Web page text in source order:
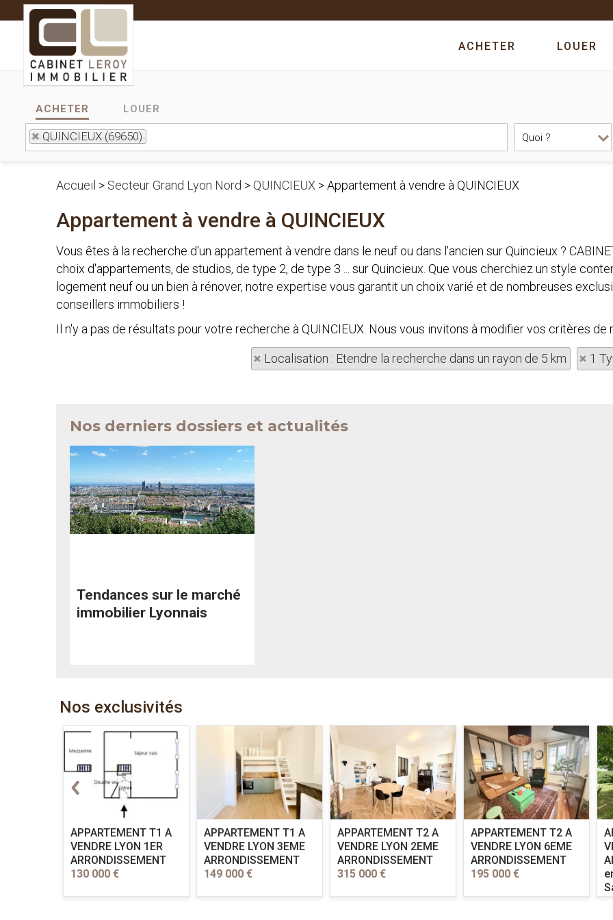
ACHETER LOUER
ACHETER LOUER
QUINCIEUX (69650)
Accueil > Secteur Grand Lyon Nord > QUINCIEUX >Appartement à vendre à QUINCIEUX
Appartement à vendre à QUINCIEUX
Vous êtes à la recherche d'un appartement à vendre dans le neuf ou dans l'ancien sur Quincieux ?
choix d'appartements, de studios, de type 2, de type 3 ... sur Quincieux. Que vous cherchiez un style
logement neuf ou un bien à rénover, notre expertise vous garantit un choix varié et de nombreuses
conseillers immobiliers !
Il n'y a pas de résultats pour votre recherche à QUINCIEUX. Nous vous invitons à modifier vos critères de
Localisation : Etendre la recherche dans un rayon de 5 km 1
Nos derniers dossiers et actualités
Tendances sur le marché
immobilier Lyonnais
Nos exclusivités
APPARTEMENT T1 A
VENDRE LYON 1ER
ARRONDISSEMENT
130 000 €
APPARTEMENT T1 A
VENDRE LYON 3EME
ARRONDISSEMENT
149 000 €
APPARTEMENT T2 A
VENDRE LYON 2EME
ARRONDISSEMENT
315 000 €
APPARTEMENT T2 A
VENDRE LYON 6EME
ARRONDISSEMENT
195 000 €